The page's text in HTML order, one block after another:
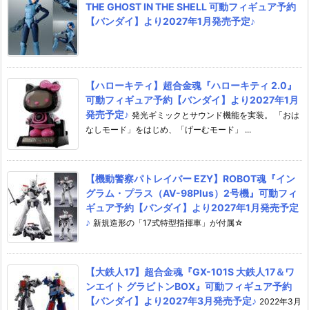
THE GHOST IN THE SHELL 可動フィギュア予約
【バンダイ】より2027年1月発売予定♪
【ハローキティ】超合金魂『ハローキティ 2.0』
可動フィギュア予約【バンダイ】より2027年1月
発売予定♪ 発光ギミックとサウンド機能を実装。 「おは
なしモード」をはじめ、「げーむモード」 ...
【機動警察パトレイバー EZY】ROBOT魂『イン
グラム・プラス（AV-98Plus）2号機』可動フィ
ギュア予約【バンダイ】より2027年1月発売予定
♪ 新規造形の「17式特型指揮車」が付属☆
【大鉄人17】超合金魂『GX-101S 大鉄人17＆ワ
ンエイト グラビトンBOX』可動フィギュア予約
【バンダイ】より2027年3月発売予定♪ 2022年3月